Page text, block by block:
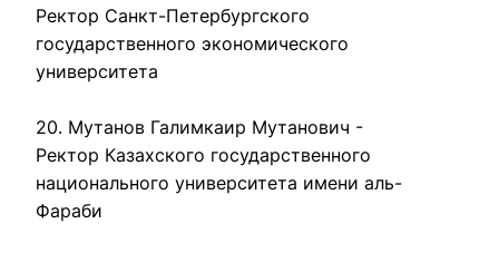
Ректор Санкт-Петербургского
государственного экономического
университета
20. Мутанов Галимкаир Мутанович -
Ректор Казахского государственного
национального университета имени аль-
Фараби